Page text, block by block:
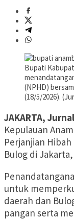
Bupati
(NPHD)
(18/5/2026).
JAKARTA,
Kepulauan
Perjanjian
Bulog di
untuk
daerah dan
pangan serta